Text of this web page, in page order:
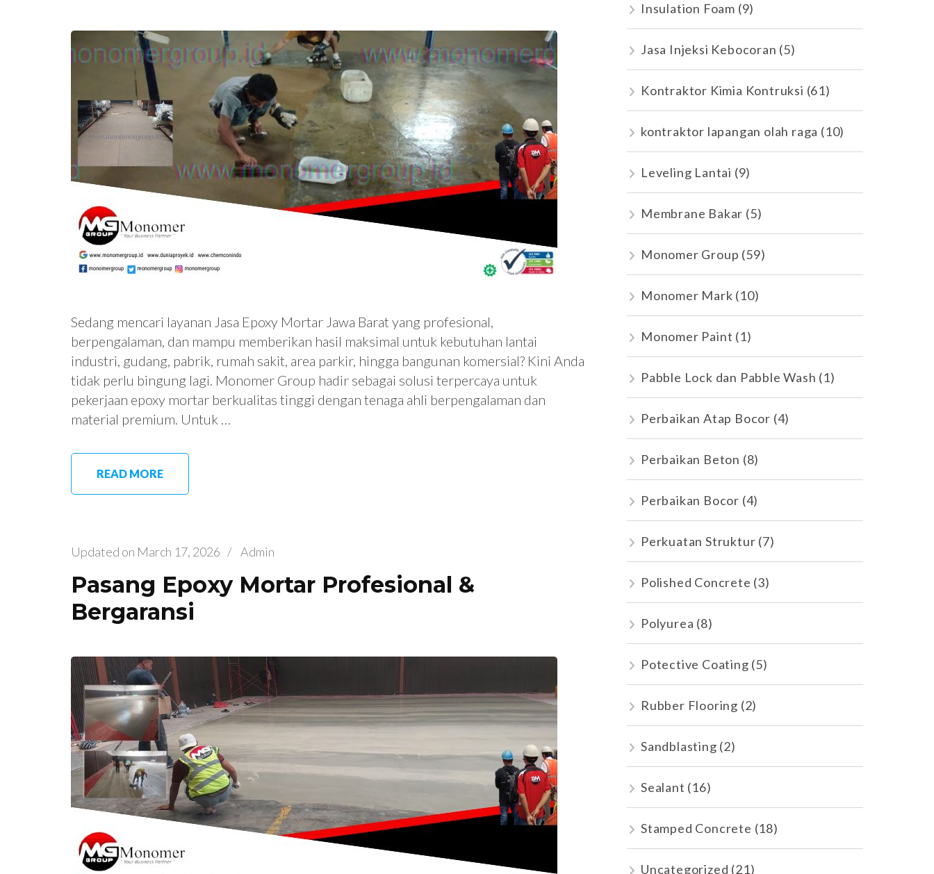
Sedang mencari layanan Jasa Epoxy Mortar Jawa Barat yang profesional,
berpengalaman, dan mampu memberikan hasil maksimal untuk kebutuhan lantai
industri, gudang, pabrik, rumah sakit, area parkir, hingga bangunan komersial? Kini Anda
tidak perlu bingung lagi. Monomer Group hadir sebagai solusi terpercaya untuk
pekerjaan epoxy mortar berkualitas tinggi dengan tenaga ahli berpengalaman dan
material premium. Untuk …
READ MORE
Updated on March 17, 2026 / Admin
Pasang Epoxy Mortar Profesional &
Bergaransi
Insulation Foam (9)
Jasa Injeksi Kebocoran (5)
Kontraktor Kimia Kontruksi (61)
kontraktor lapangan olah raga (10)
Leveling Lantai (9)
Membrane Bakar (5)
Monomer Group (59)
Monomer Mark (10)
Monomer Paint (1)
Pabble Lock dan Pabble Wash (1)
Perbaikan Atap Bocor (4)
Perbaikan Beton (8)
Perbaikan Bocor (4)
Perkuatan Struktur (7)
Polished Concrete (3)
Polyurea (8)
Potective Coating (5)
Rubber Flooring (2)
Sandblasting (2)
Sealant (16)
Stamped Concrete (18)
Uncategorized (21)